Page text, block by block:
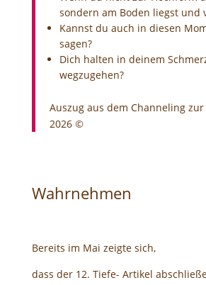
sondern am Boden liegst und
Kannst du auch in diesen
sagen?
Dich halten in deinem
wegzugehen?
Auszug aus dem Channeling
2026 ©
Wahrnehmen
Bereits im Mai zeigte sich,
dass der 12. Tiefe- Artikel